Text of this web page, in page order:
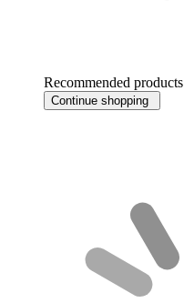
Recommended products
Continue shopping